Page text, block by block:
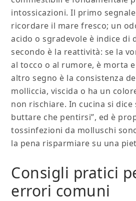
intossicazioni. Il primo segnale
ricordare il mare fresco; un
acido o sgradevole è indice di
secondo è la reattività: se la
al tocco o al rumore, è morta
altro segno è la consistenza
molliccia, viscida o ha un
non rischiare. In cucina si dice
buttare che pentirsi”, ed è
tossinfezioni da molluschi
la pena risparmiare su una
Consigli pratici
errori comuni